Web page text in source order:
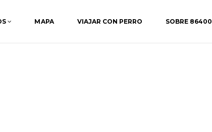
MAPA VIAJAR CON PERRO SOBRE 86400